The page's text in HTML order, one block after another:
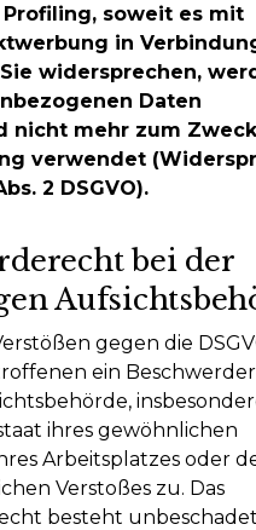
soweit es mit
in
widersprechen,
Daten
nicht mehr zum
verwendet
2 DSGVO).
bei der
gegen die
ein
ihres gewöhnlichen
Arbeitsplatzes oder
Verstoßes zu. Das
besteht unbeschadet